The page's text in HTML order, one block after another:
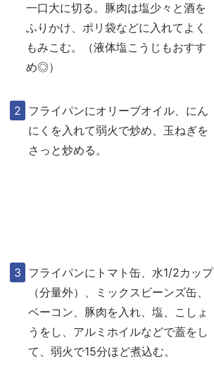
一口大に切る。豚肉は塩少々と酒を
ふりかけ、ポリ袋などに入れてよく
もみこむ。（液体塩こうじもおすす
め◎）
フライパンにオリーブオイル、にん
にくを入れて弱火で炒め、玉ねぎを
さっと炒める。
フライパンにトマト缶、水1/2カップ
（分量外）、ミックスビーンズ缶、
ベーコン、豚肉を入れ、塩、こしょ
うをし、アルミホイルなどで蓋をし
て、弱火で15分ほど煮込む。